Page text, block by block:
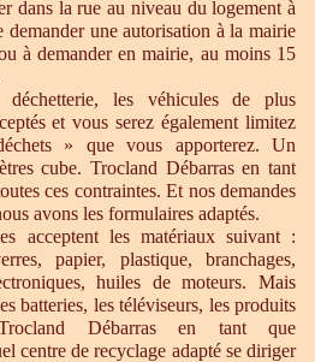
dans la rue au niveau du logement à
une autorisation à la mairie
à demander en mairie, au moins 15
déchetterie, les véhicules de plus
et vous serez également limitez
» que vous apporterez. Un
cube. Trocland Débarras en tant
ces contraintes. Et nos demandes
avons les formulaires adaptés.
acceptent les matériaux suivant :
papier, plastique, branchages,
huiles de moteurs. Mais
batteries, les téléviseurs, les produits
Débarras en tant que
centre de recyclage adapté se diriger